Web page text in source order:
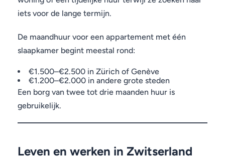
iets voor de lange termijn.
De maandhuur voor een appartement met één
slaapkamer begint meestal rond:
€1.500–€2.500 in Zürich of Genève
€1.200–€2.000 in andere grote steden
Een borg van twee tot drie maanden huur is
gebruikelijk.
Leven en werken in Zwitserland